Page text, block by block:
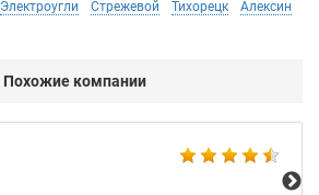
Электроугли Стрежевой Тихорецк
Алексин
Похожие компании